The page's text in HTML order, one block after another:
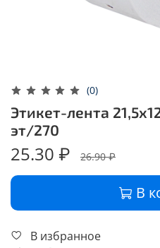
(0)
Этикет-лента
эт/270
25.30 ₽ 26.90 ₽
В
В избранное